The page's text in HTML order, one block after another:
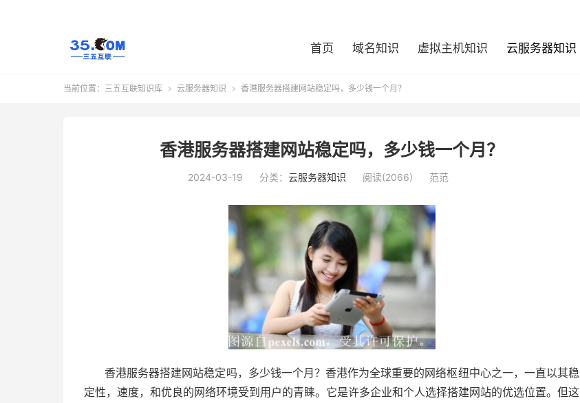
首页 域名知识 虚拟主机知识 云服务器知识
当前位置： 三五互联知识库  云服务器知识  香港服务器搭建网站稳定吗，多少钱一个月？
香港服务器搭建网站稳定吗，多少钱一个月？
2024-03-19 分类： 云服务器知识 阅读(2066) 范范
香港服务器搭建网站稳定吗，多少钱一个月？香港作为全球重要的网络枢纽中心之一，一直以其稳
定性，速度，和优良的网络环境受到用户的青睐。它是许多企业和个人选择搭建网站的优选位置。但这